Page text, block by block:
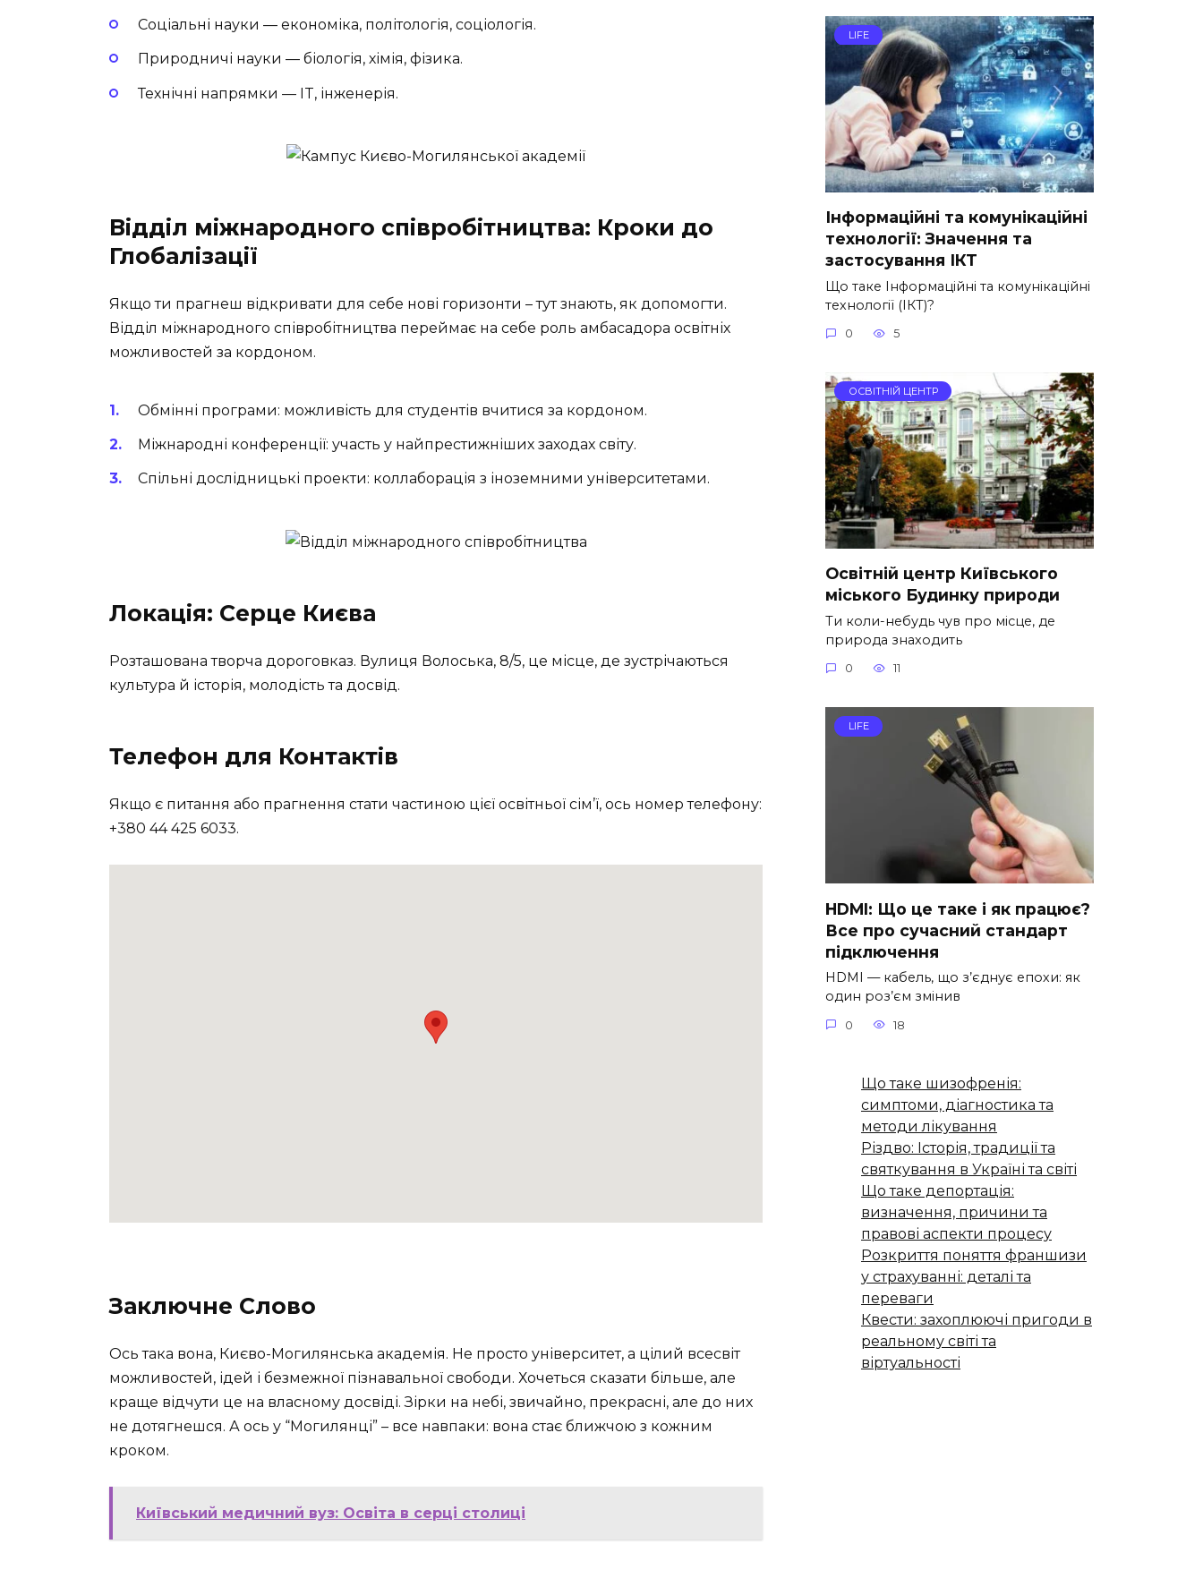
Соціальні науки — економіка, політологія, соціологія.
Природничі науки — біологія, хімія, фізика.
Технічні напрямки — IT, інженерія.
Відділ міжнародного співробітництва: Кроки до
Глобалізації
Якщо ти прагнеш відкривати для себе нові горизонти – тут знають, як допомогти.
Відділ міжнародного співробітництва переймає на себе роль амбасадора освітніх
можливостей за кордоном.
Обмінні програми: можливість для студентів вчитися за кордоном.
Міжнародні конференції: участь у найпрестижніших заходах світу.
Спільні дослідницькі проекти: коллаборація з іноземними університетами.
Локація: Серце Києва
Розташована творча дороговказ. Вулиця Волоська, 8/5, це місце, де зустрічаються
культура й історія, молодість та досвід.
Телефон для Контактів
Якщо є питання або прагнення стати частиною цієї освітньої сім’ї, ось номер телефону:
+380 44 425 6033.
Заключне Слово
Ось така вона, Києво-Могилянська академія. Не просто університет, а цілий всесвіт
можливостей, ідей і безмежної пізнавальної свободи. Хочеться сказати більше, але
краще відчути це на власному досвіді. Зірки на небі, звичайно, прекрасні, але до них
не дотягнешся. А ось у “Могилянці” – все навпаки: вона стає ближчою з кожним
кроком.
Київський медичний вуз: Освіта в серці столиці
LIFE
Інформаційні та комунікаційні
технології: Значення та
застосування ІКТ
Що таке Інформаційні та комунікаційні
технології (ІКТ)?
0 5
ОСВІТНІЙ ЦЕНТР
Освітній центр Київського
міського Будинку природи
Ти коли-небудь чув про місце, де
природа знаходить
0 11
LIFE
HDMI: Що це таке і як працює?
Все про сучасний стандарт
підключення
HDMI — кабель, що з’єднує епохи: як
один роз’єм змінив
0 18
Що таке шизофренія:
симптоми, діагностика та
методи лікування
Різдво: Історія, традиції та
святкування в Україні та світі
Що таке депортація:
визначення, причини та
правові аспекти процесу
Розкриття поняття франшизи
у страхуванні: деталі та
переваги
Квести: захоплюючі пригоди в
реальному світі та
віртуальності